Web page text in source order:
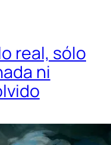
real, sólo
ni